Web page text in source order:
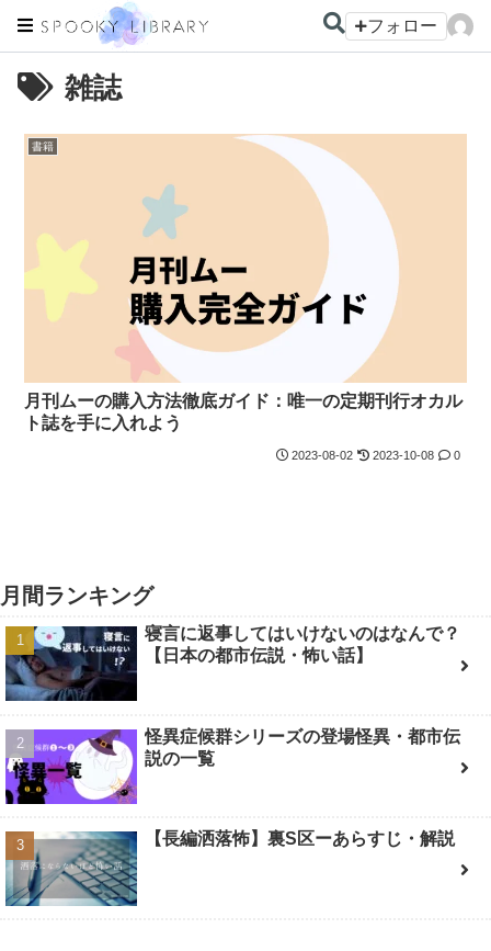
フォロー
雑誌
書籍
月刊ムーの購入方法徹底ガイド：唯一の定期刊行オカル
ト誌を手に入れよう
2023-08-02 2023-10-08 0
月間ランキング
寝言に返事してはいけないのはなんで？
【日本の都市伝説・怖い話】
怪異症候群シリーズの登場怪異・都市伝
説の一覧
【長編洒落怖】裏S区ーあらすじ・解説